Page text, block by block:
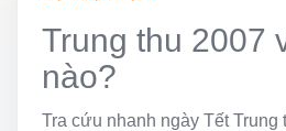
Trung thu 2007
nào?
Tra cứu nhanh ngày Tết Trung